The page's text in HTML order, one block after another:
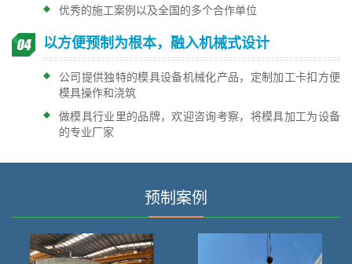
优秀的施工案例以及全国的多个合作单位
以方便预制为根本，融入机械式设计
公司提供独特的模具设备机械化产品，定制加工卡扣方便
模具操作和浇筑
做模具行业里的品牌，欢迎咨询考察，将模具加工为设备
的专业厂家
预制案例